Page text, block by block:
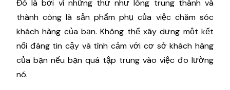
Đó là bởi vì những thứ như lòng trung thành và
thành công là sản phẩm phụ của việc chăm sóc
khách hàng của bạn. Không thể xây dựng một kết
nối đáng tin cậy và tình cảm với cơ sở khách hàng
của bạn nếu bạn quá tập trung vào việc đo lường
nó.